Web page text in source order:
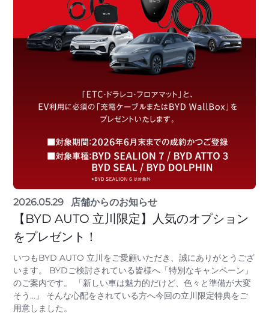
2026.05.29 店舗からのお知らせ
【BYD AUTO 立川限定】人気のオプション
をプレゼント！
いつもBYD AUTO 立川をご愛顧いただき、誠にありがとうござ
います。 BYDご検討されている皆様へ「特別なキャンペーン」
のご案内です。 「新しい車は魅力的だけど、色々と準備が大変
そう…」 そんな心配をされている方へ今回の立川限定特典をご
用意しました。